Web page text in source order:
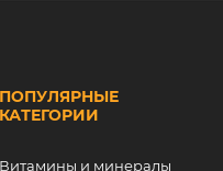
ПОПУЛЯРНЫЕ
КАТЕГОРИИ
Витамины и минералы